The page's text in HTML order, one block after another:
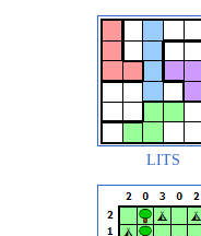
LITS